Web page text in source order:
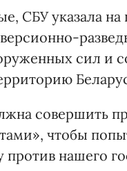
СБУ указала
сил и
совершить
чтобы
нашего